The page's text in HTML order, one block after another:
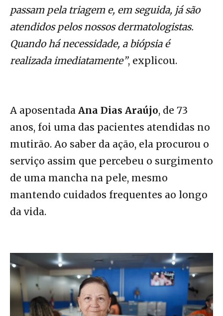
passam pela triagem e, em seguida, já são
atendidos pelos nossos dermatologistas.
Quando há necessidade, a biópsia é
realizada imediatamente”, explicou.
A aposentada Ana Dias Araújo, de 73
anos, foi uma das pacientes atendidas no
mutirão. Ao saber da ação, ela procurou o
serviço assim que percebeu o surgimento
de uma mancha na pele, mesmo
mantendo cuidados frequentes ao longo
da vida.